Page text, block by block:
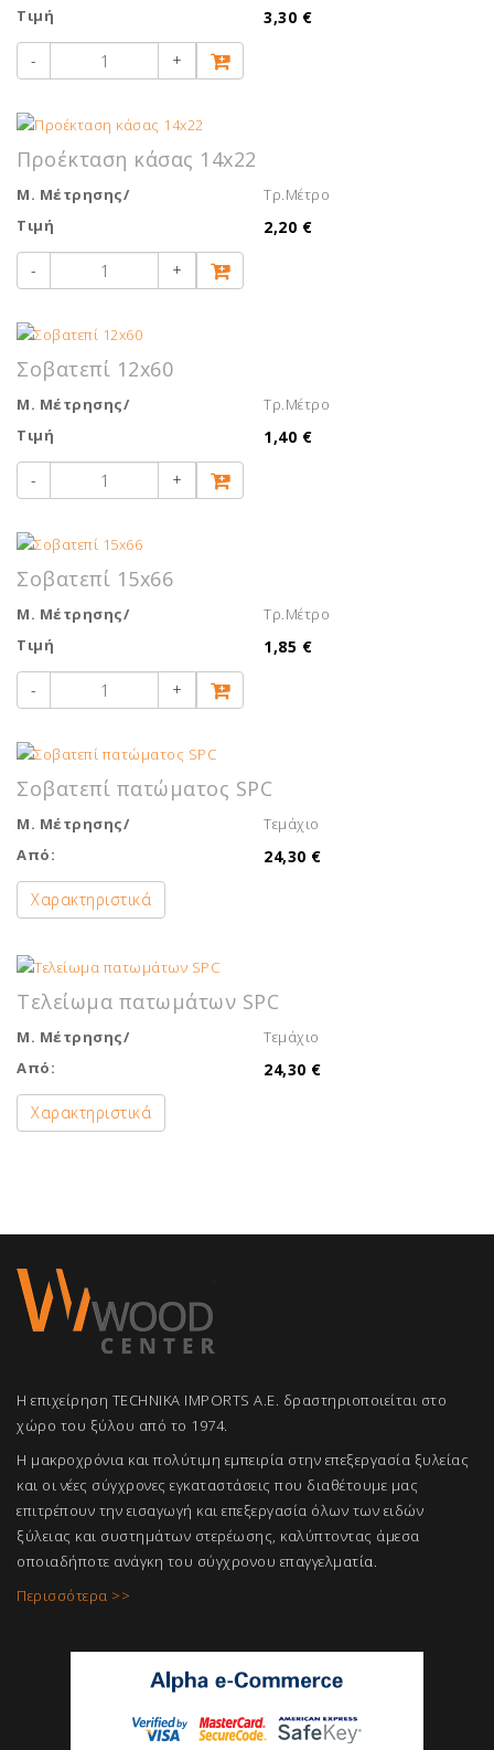
Τιμή 3,30 €
- +
Προέκταση κάσας 14x22
Μ. Μέτρησης/
Τρ.Μέτρο
Τιμή
2,20 €
- +
Σοβατεπί 12x60
Μ. Μέτρησης/
Τρ.Μέτρο
Τιμή
1,40 €
- +
Σοβατεπί 15x66
Μ. Μέτρησης/
Τρ.Μέτρο
Τιμή
1,85 €
- +
Σοβατεπί πατώματος SPC
Μ. Μέτρησης/
Τεμάχιο
Από:
24,30 €
Χαρακτηριστικά
Τελείωμα πατωμάτων SPC
Μ. Μέτρησης/
Τεμάχιο
Από:
24,30 €
Χαρακτηριστικά
Η επιχείρηση TECHNIKA IMPORTS A.E. δραστηριοποιείται στο
χώρο του ξύλου από το 1974.
Η μακροχρόνια και πολύτιμη εμπειρία στην επεξεργασία ξυλείας
και οι νέες σύγχρονες εγκαταστάσεις που διαθέτουμε μας
επιτρέπουν την εισαγωγή και επεξεργασία όλων των ειδών
ξύλειας και συστημάτων στερέωσης, καλύπτοντας άμεσα
οποιαδήποτε ανάγκη του σύγχρονου επαγγελματία.
Περισσότερα >>